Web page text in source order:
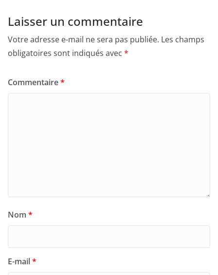
Laisser un commentaire
Votre adresse e-mail ne sera pas publiée. Les champs
obligatoires sont indiqués avec *
Commentaire*
Nom *
E-mail*